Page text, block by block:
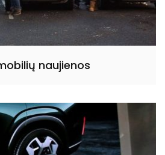
naujienos